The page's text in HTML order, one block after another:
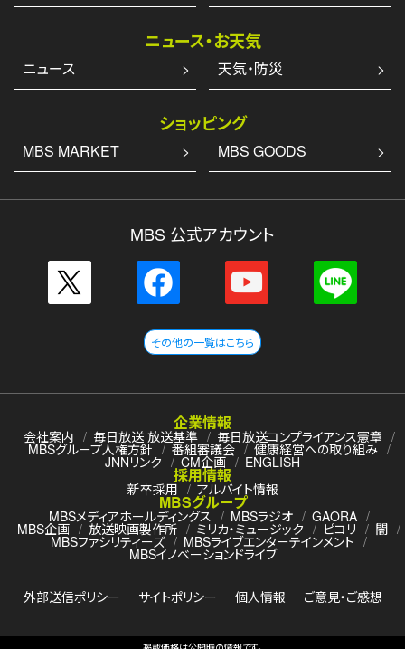
ニュース・お天気
ニュース 天気・防災
ショッピング
MBS MARKET MBS GOODS
MBS 公式アカウント
その他の一覧はこちら
企業情報
会社案内 毎日放送 放送基準 毎日放送コンプライアンス憲章
MBSグループ人権方針 番組審議会 健康経営への取り組み
JNNリンク CM企画 ENGLISH
採用情報
新卒採用 アルバイト情報
MBSグループ
MBSメディアホールディングス MBSラジオ GAORA
MBS企画 放送映画製作所 ミリカ・ミュージック ピコリ 闇
MBSファシリティーズ MBSライブエンターテインメント
MBSイノベーションドライブ
外部送信ポリシー サイトポリシー 個人情報 ご意見・ご感想